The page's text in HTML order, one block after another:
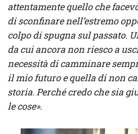
attentamente quello che
di sconfinare nell’estremo
colpo di spugna sul passato.
da cui ancora non riesco a
necessità di camminare
il mio futuro e quella di non
storia. Perché credo che sia
le cose».